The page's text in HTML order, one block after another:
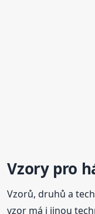
Vzory pro
Vzorů, druhů a
vzor má i jinou